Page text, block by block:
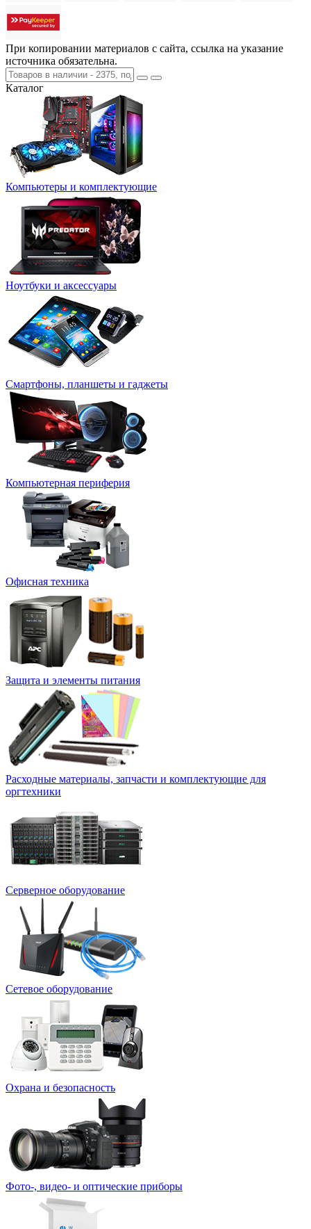
При копировании материалов с сайта, ссылка на указание
источника обязательна.
Каталог
Компьютеры и комплектующие
Ноутбуки и аксессуары
Смартфоны, планшеты и гаджеты
Компьютерная периферия
Офисная техника
Защита и элементы питания
Расходные материалы, запчасти и комплектующие для
оргтехники
Серверное оборудование
Сетевое оборудование
Охрана и безопасность
Фото-, видео- и оптические приборы